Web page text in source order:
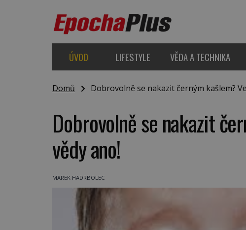
ÚVOD LIFESTYLE VĚDA A TECHNIKA
Domů Dobrovolně se nakazit černým kašlem?
Dobrovolně se nakazit
vědy ano!
MAREK HADRBOLEC